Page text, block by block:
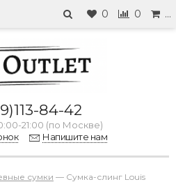
0 0 …
84-42
21:00 (по Москве)
Напишите нам
сумки — Сумка-слинг Louis